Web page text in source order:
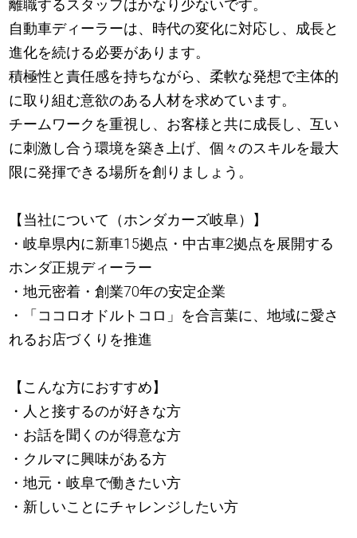
離職するスタッフはかなり少ないです。
自動車ディーラーは、時代の変化に対応し、成長と
進化を続ける必要があります。
積極性と責任感を持ちながら、柔軟な発想で主体的
に取り組む意欲のある人材を求めています。
チームワークを重視し、お客様と共に成長し、互い
に刺激し合う環境を築き上げ、個々のスキルを最大
限に発揮できる場所を創りましょう。
【当社について（ホンダカーズ岐阜）】
・岐阜県内に新車15拠点・中古車2拠点を展開する
ホンダ正規ディーラー
・地元密着・創業70年の安定企業
・「ココロオドルトコロ」を合言葉に、地域に愛さ
れるお店づくりを推進
【こんな方におすすめ】
・人と接するのが好きな方
・お話を聞くのが得意な方
・クルマに興味がある方
・地元・岐阜で働きたい方
・新しいことにチャレンジしたい方